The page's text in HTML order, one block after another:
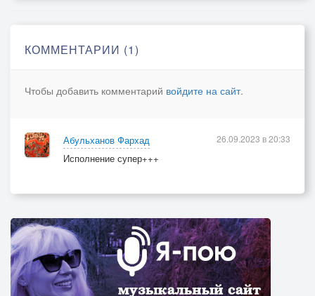
Что давно повесилась метель злая
Выпил с участковым, смотрю - лето
Дом плывет по лету, а меня нету
Лето - это маленькая жизнь
Я в мусоропровод бросил два своих ключа
И к тебе я точно этим летом не вернусь
Я хожу в кино и в парк культуры по ночам
А ты вернулась с моря, я вчера видел
КОММЕНТАРИИ (1)
Чтобы добавить комментарий войдите на сайт.
Абульханов Фархад
Исполнение супер+++
26.09.2023 в 20:33